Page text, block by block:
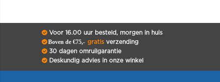
Voor 16.00 uur besteld, morgen in huis
Boven de €75,- gratisverzending
30 dagen omruilgarantie
Deskundig advies in onze winkel